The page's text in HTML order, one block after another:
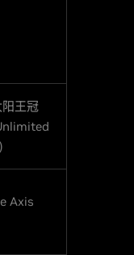
王冠
Axis